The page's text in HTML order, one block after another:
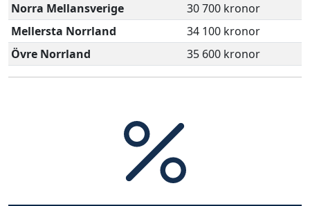
Norra Mellansverige
30 700 kronor
Mellersta Norrland
34 100 kronor
Övre Norrland
35 600 kronor